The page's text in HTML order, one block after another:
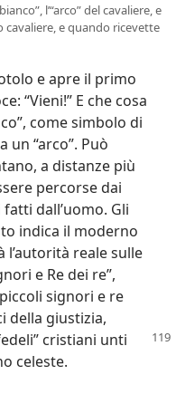
l’“arco” del cavaliere, e
cavaliere, e quando ricevette
e apre il primo
“Vieni!” E che cosa
come simbolo di
un “arco”. Può
a distanze più
percorse dai
dall’uomo. Gli
indica il moderno
l’autorità reale sulle
e Re dei re”,
signori e re
della giustizia,
cristiani unti
celeste.